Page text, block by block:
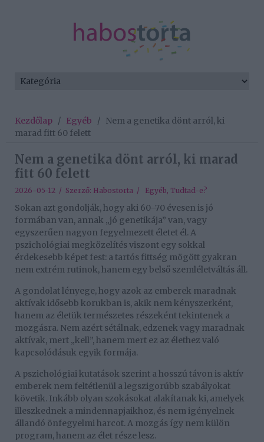
Kezdőlap / Egyéb / Nem a genetika dönt arról, ki
marad fitt 60 felett
Nem a genetika dönt arról, ki marad
fitt 60 felett
2026-05-12 / Szerző: Habostorta / Egyéb, Tudtad-e?
Sokan azt gondolják, hogy aki 60–70 évesen is jó
formában van, annak „jó genetikája” van, vagy
egyszerűen nagyon fegyelmezett életet él. A
pszichológiai megközelítés viszont egy sokkal
érdekesebb képet fest: a tartós fittség mögött gyakran
nem extrém rutinok, hanem egy belső szemléletváltás áll.
A gondolat lényege, hogy azok az emberek maradnak
aktívak idősebb korukban is, akik nem kényszerként,
hanem az életük természetes részeként tekintenek a
mozgásra. Nem azért sétálnak, edzenek vagy maradnak
aktívak, mert „kell”, hanem mert ez az élethez való
kapcsolódásuk egyik formája.
A pszichológiai kutatások szerint a hosszú távon is aktív
emberek nem feltétlenül a legszigorúbb szabályokat
követik. Inkább olyan szokásokat alakítanak ki, amelyek
illeszkednek a mindennapjaikhoz, és nem igényelnek
állandó önfegyelmi harcot. A mozgás így nem külön
program, hanem az élet része lesz.